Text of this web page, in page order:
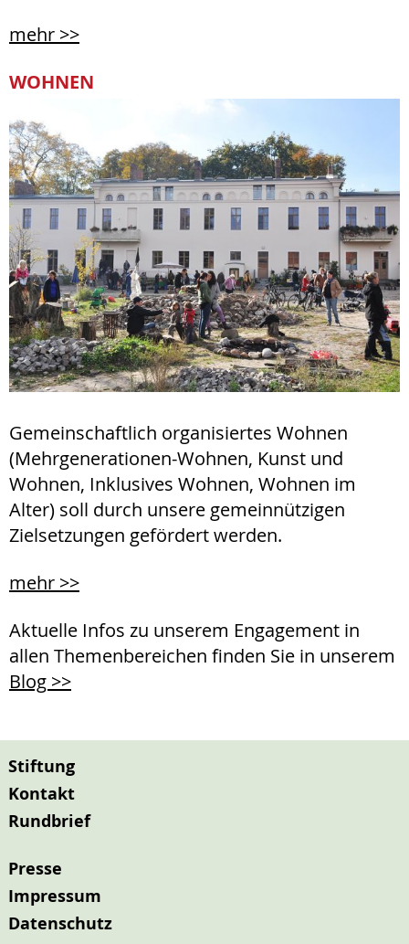
mehr >>
WOHNEN
Gemeinschaftlich organisiertes Wohnen
(Mehrgenerationen-Wohnen, Kunst und
Wohnen, Inklusives Wohnen, Wohnen im
Alter) soll durch unsere gemeinnützigen
Zielsetzungen gefördert werden.
mehr >>
Aktuelle Infos zu unserem Engagement in
allen Themenbereichen finden Sie in unserem
Blog >>
Stiftung
Kontakt
Rundbrief
Presse
Impressum
Datenschutz